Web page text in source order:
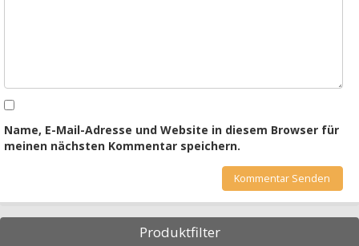
Name, E-Mail-Adresse und Website in diesem Browser für
meinen nächsten Kommentar speichern.
Produktfilter